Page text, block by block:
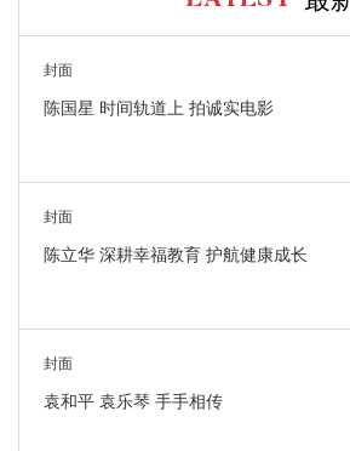
封面
陈国星 时间轨道上 拍诚实电影
封面
陈立华 深耕幸福教育 护航健康成长
封面
袁和平 袁乐琴 手手相传